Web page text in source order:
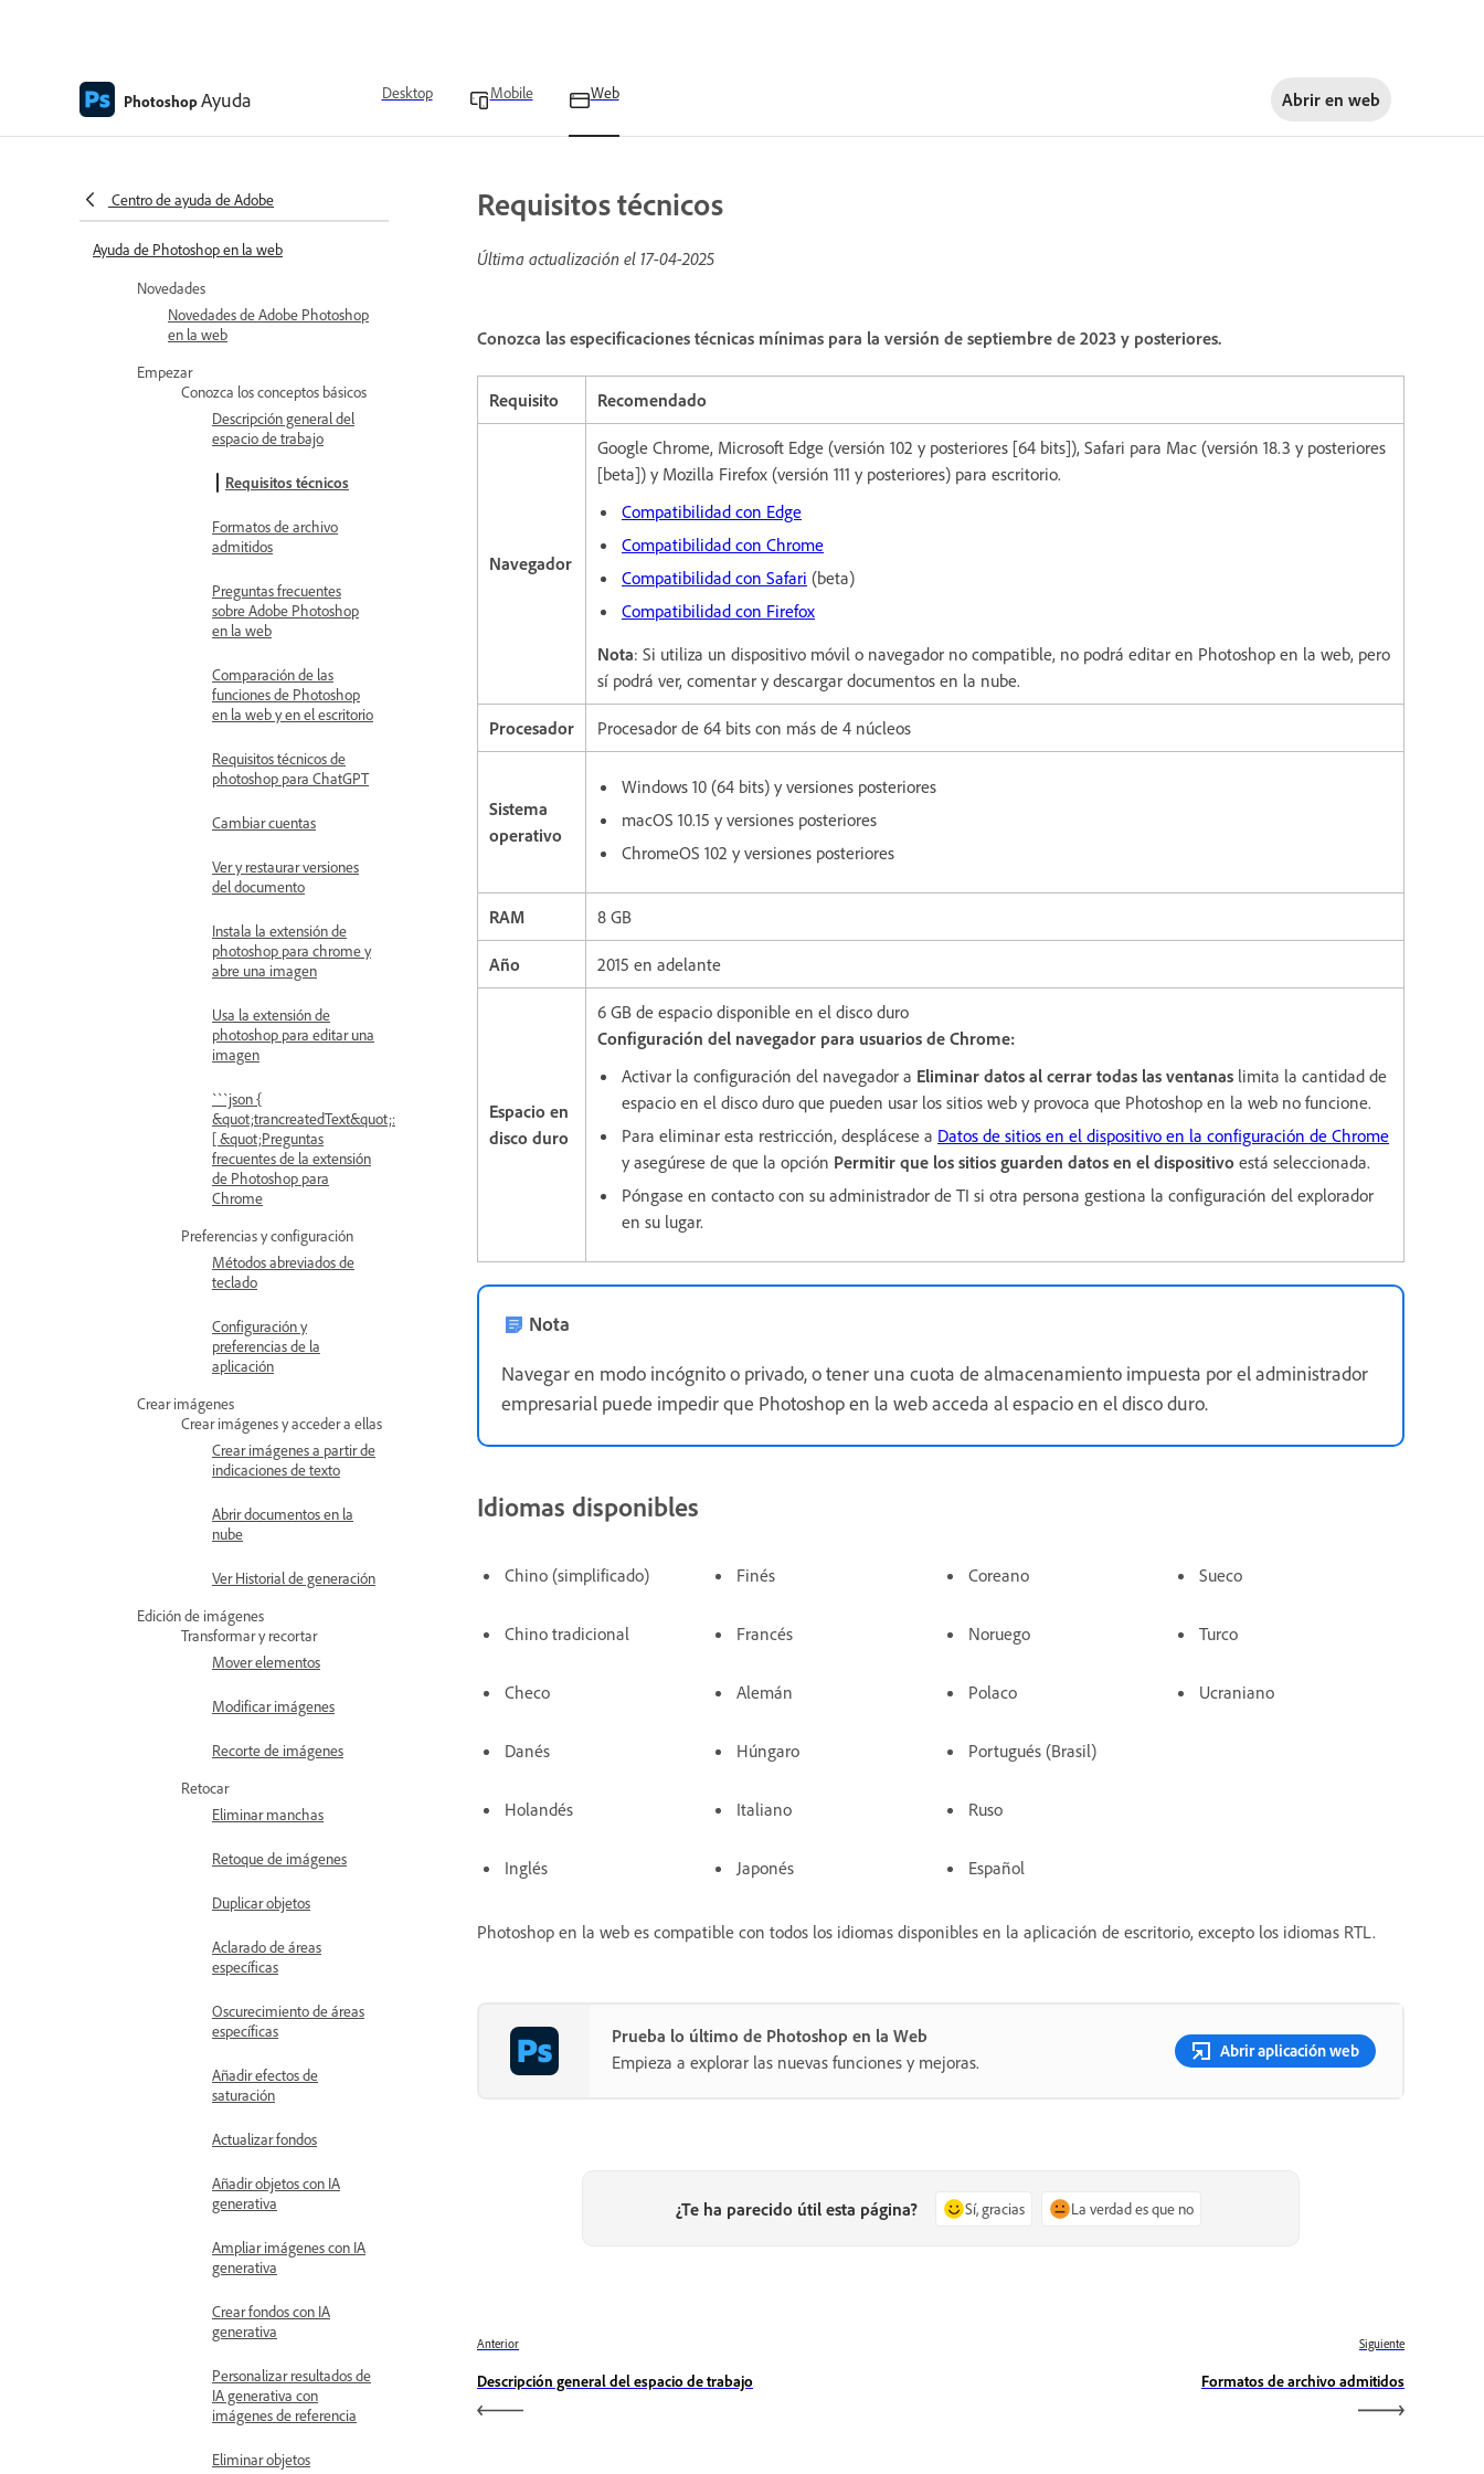
PhotoshopAyuda Desktop Mobile Web Abrir en web
Centro de ayuda de Adobe
Ayuda de Photoshop en la web
Novedades
Novedades de Adobe Photoshop
en la web
Empezar
Conozca los conceptos básicos
Descripción general del
espacio de trabajo
Requisitos técnicos
Formatos de archivo
admitidos
Preguntas frecuentes
sobre Adobe Photoshop
en la web
Comparación de las
funciones de Photoshop
en la web y en el escritorio
Requisitos técnicos de
photoshop para ChatGPT
Cambiar cuentas
Ver y restaurar versiones
del documento
Instala la extensión de
photoshop para chrome y
abre una imagen
Usa la extensión de
photoshop para editar una
imagen
```json {
&quot;trancreatedText&quot;:
[ &quot;Preguntas
frecuentes de la extensión
de Photoshop para
Chrome
Preferencias y configuración
Métodos abreviados de
teclado
Configuración y
preferencias de la
aplicación
Crear imágenes
Crear imágenes y acceder a ellas
Crear imágenes a partir de
indicaciones de texto
Abrir documentos en la
nube
Ver Historial de generación
Edición de imágenes
Transformar y recortar
Mover elementos
Modificar imágenes
Recorte de imágenes
Retocar
Eliminar manchas
Retoque de imágenes
Duplicar objetos
Aclarado de áreas
específicas
Oscurecimiento de áreas
específicas
Añadir efectos de
saturación
Actualizar fondos
Añadir objetos con IA
generativa
Ampliar imágenes con IA
generativa
Crear fondos con IA
generativa
Personalizar resultados de
IA generativa con
imágenes de referencia
Eliminar objetos
Requisitos técnicos
Última actualización el 17-04-2025
Conozca las especificaciones técnicas mínimas para la versión de septiembre de 2023 y posteriores.
Requisito Recomendado
Navegador
Google Chrome, Microsoft Edge (versión 102 y posteriores [64 bits]), Safari para Mac (versión 18.3 y posteriores
[beta]) y Mozilla Firefox (versión 111 y posteriores) para escritorio.
Compatibilidad con Edge
Compatibilidad con Chrome
Compatibilidad con Safari (beta)
Compatibilidad con Firefox
Nota: Si utiliza un dispositivo móvil o navegador no compatible, no podrá editar en Photoshop en la web, pero
sí podrá ver, comentar y descargar documentos en la nube.
Procesador Procesador de 64 bits con más de 4 núcleos
Sistema
operativo
Windows 10 (64 bits) y versiones posteriores
macOS 10.15 y versiones posteriores
ChromeOS 102 y versiones posteriores
RAM 8 GB
Año 2015 en adelante
Espacio en
disco duro
6 GB de espacio disponible en el disco duro
Configuración del navegador para usuarios de Chrome:
Activar la configuración del navegador a Eliminar datos al cerrar todas las ventanas limita la cantidad de
espacio en el disco duro que pueden usar los sitios web y provoca que Photoshop en la web no funcione.
Para eliminar esta restricción, desplácese a Datos de sitios en el dispositivo en la configuración de Chrome
y asegúrese de que la opción Permitir que los sitios guarden datos en el dispositivo está seleccionada.
Póngase en contacto con su administrador de TI si otra persona gestiona la configuración del explorador
en su lugar.
Nota
Navegar en modo incógnito o privado, o tener una cuota de almacenamiento impuesta por el administrador
empresarial puede impedir que Photoshop en la web acceda al espacio en el disco duro.
Idiomas disponibles
Chino (simplificado) Finés Coreano Sueco
Chino tradicional Francés Noruego Turco
Checo Alemán Polaco Ucraniano
Danés Húngaro Portugués (Brasil)
Holandés Italiano Ruso
Inglés Japonés Español
Photoshop en la web es compatible con todos los idiomas disponibles en la aplicación de escritorio, excepto los idiomas RTL.
Prueba lo último de Photoshop en la Web
Empieza a explorar las nuevas funciones y mejoras.
Abrir aplicación web
¿Te ha parecido útil esta página? Sí, gracias La verdad es que no
Anterior
Descripción general del espacio de trabajo
Siguiente
Formatos de archivo admitidos